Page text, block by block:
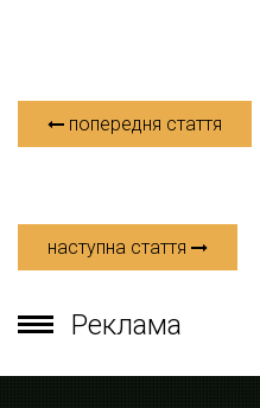
попередня стаття
наступна стаття
Реклама